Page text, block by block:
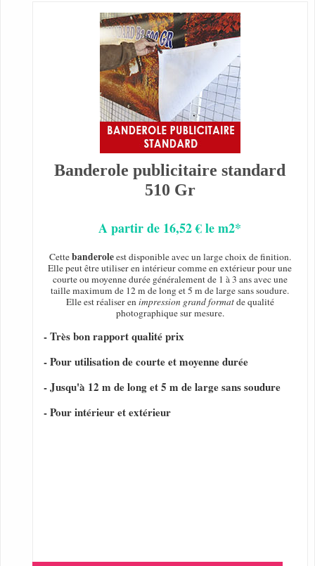
Banderole publicitaire standard
510 Gr
A partir de 16,52 € le m2*
Cettebanderoleest disponible avec un large choix de finition.
Elle peut être utiliser en intérieur comme en extérieur pour une
courte ou moyenne durée généralement de 1 à 3 ans avec une
taille maximum de 12 m de long et 5 m de large sans soudure.
Elle est réaliser enimpression grand formatde qualité
photographique sur mesure.
- Très bon rapport qualité prix
- Pour utilisation de courte et moyenne durée
- Jusqu'à 12 m de long et 5 m de large sans soudure
- Pour intérieur et extérieur